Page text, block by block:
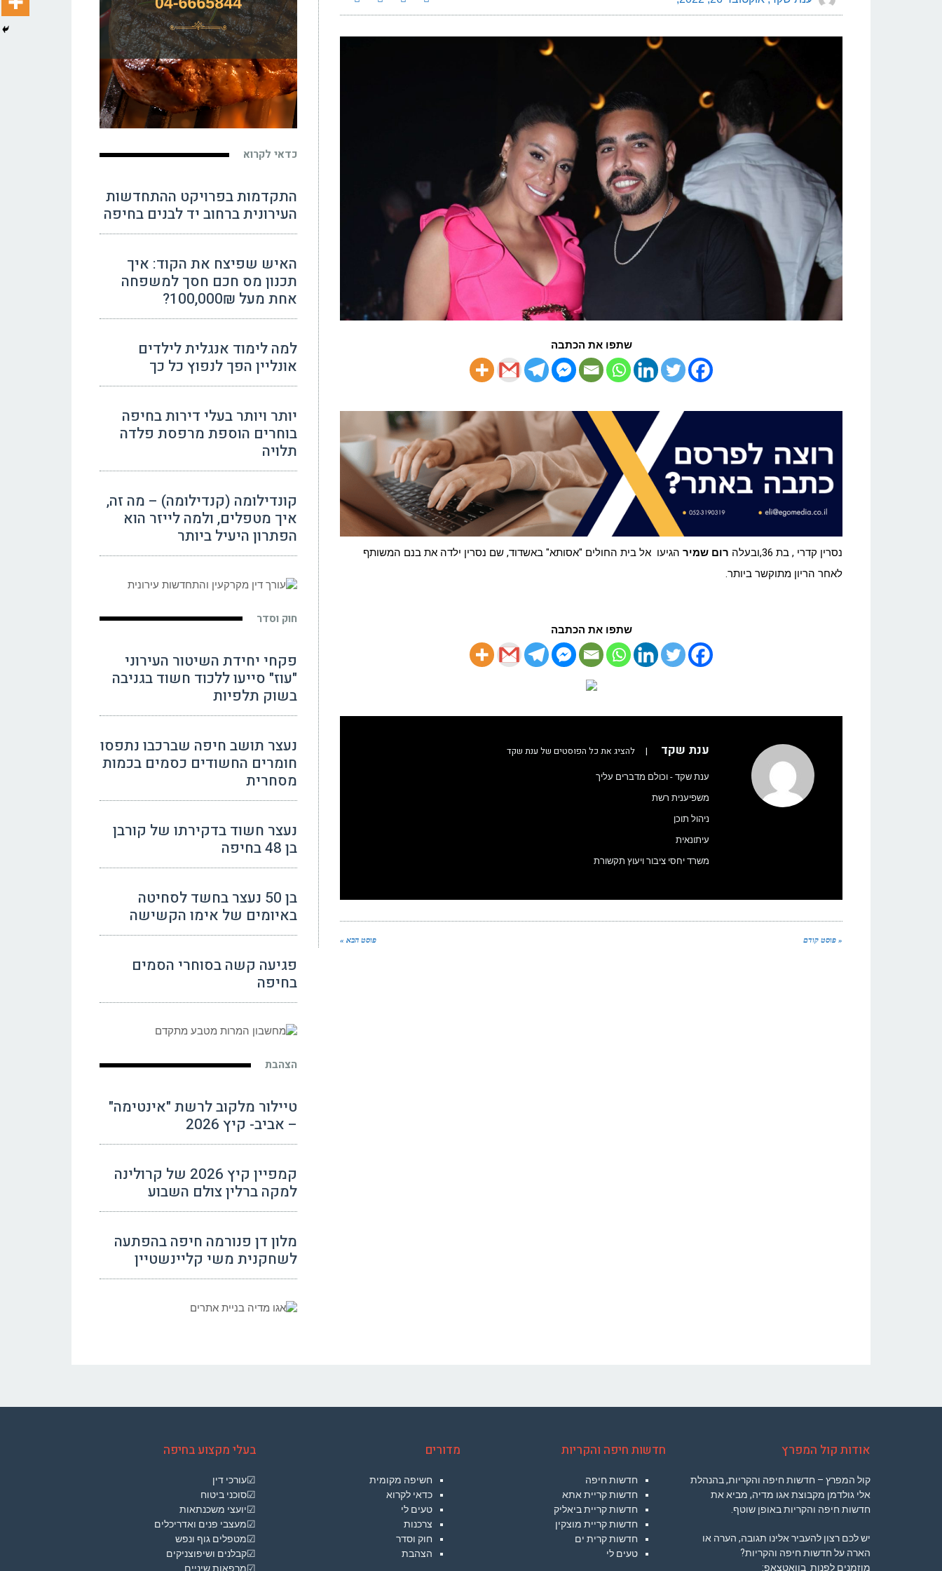
שתפו את הכתבה
נסרין קדרי , בת 36,ובעלה רום שמיר הגיעו אל בית החולים "אסותא" באשדוד, שם נסרין ילדה את בנם המשותף
לאחר הריון מתוקשר ביותר.
שתפו את הכתבה
ענת שקד | להציג את כל הפוסטים של ענת שקד
ענת שקד - וכולם מדברים עליך
משפיענית רשת
ניהול תוכן
עיתונאית
משרד יחסי ציבור ויעוץ תקשורת
« פוסט קודם פוסט הבא »
כדאי לקרוא
התקדמות בפרויקט ההתחדשות
העירונית ברחוב יד לבנים בחיפה
האיש שפיצח את הקוד: איך
תכנון מס חכם חסך למשפחה
אחת מעל 100,000₪?
למה לימוד אנגלית לילדים
אונליין הפך לנפוץ כל כך
יותר ויותר בעלי דירות בחיפה
בוחרים הוספת מרפסת פלדה
תלויה
קונדילומה (קנדילומה) – מה זה,
איך מטפלים, ולמה לייזר הוא
הפתרון היעיל ביותר
חוק וסדר
פקחי יחידת השיטור העירוני
"עוז" סייעו ללכוד חשוד בגניבה
בשוק תלפיות
נעצר תושב חיפה שברכבו נתפסו
חומרים החשודים כסמים בכמות
מסחרית
נעצר חשוד בדקירתו של קורבן
בן 48 בחיפה
בן 50 נעצר בחשד לסחיטה
באיומים של אימו הקשישה
פגיעה קשה בסוחרי הסמים
בחיפה
הצהבת
טיילור מלקוב לרשת "אינטימה"
– אביב- קיץ 2026
קמפיין קיץ 2026 של קרולינה
למקה ברלין צולם השבוע
מלון דן פנורמה חיפה בהפתעה
לשחקנית משי קליינשטיין
אודות קול המפרץ
קול המפרץ – חדשות חיפה והקריות, בהנהלת
אלי גולדמן מקבוצת אגו מדיה, מביא את
חדשות חיפה והקריות באופן שוטף.
יש לכם רצון להעביר אלינו תגובה, הערה או
הארה על חדשות חיפה והקריות?
מוזמנים לפנות בוואטצאפ:
חדשות חיפה והקריות
חדשות חיפה
חדשות קריית אתא
חדשות קריית ביאליק
חדשות קריית מוצקין
חדשות קרית ים
טעים לי
מדורים
חשיפה מקומית
כדאי לקרוא
טעים לי
צרכנות
חוק וסדר
הצהבת
בעלי מקצוע בחיפה
☑עורכי דין
☑סוכני ביטוח
☑יועצי משכנתאות
☑מעצבי פנים ואדריכלים
☑מטפלים גוף ונפש
☑קבלנים ושיפוצניקים
☑מרפאות שיניים